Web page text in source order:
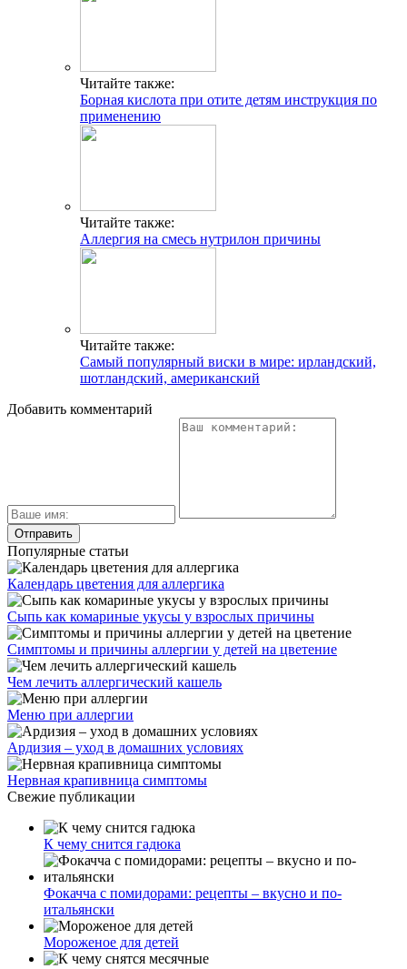
Читайте также:
Борная кислота при отите детям инструкция по
применению
Читайте также:
Аллергия на смесь нутрилон причины
Читайте также:
Самый популярный виски в мире: ирландский,
шотландский, американский
Добавить комментарий
Популярные статьи
Календарь цветения для аллергика
Сыпь как комариные укусы у взрослых причины
Симптомы и причины аллергии у детей на цветение
Чем лечить аллергический кашель
Меню при аллергии
Ардизия – уход в домашних условиях
Нервная крапивница симптомы
Свежие публикации
К чему снится гадюка
Фокачча с помидорами: рецепты – вкусно и по-
итальянски
Мороженое для детей